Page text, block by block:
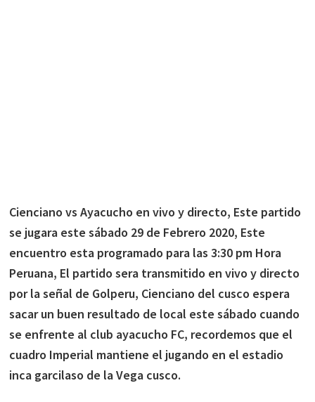
Cienciano vs Ayacucho en vivo y directo, Este partido
se jugara este sábado 29 de Febrero 2020, Este
encuentro esta programado para las 3:30 pm Hora
Peruana, El partido sera transmitido en vivo y directo
por la señal de Golperu, Cienciano del cusco espera
sacar un buen resultado de local este sábado cuando
se enfrente al club ayacucho FC, recordemos que el
cuadro Imperial mantiene el jugando en el estadio
inca garcilaso de la Vega cusco.